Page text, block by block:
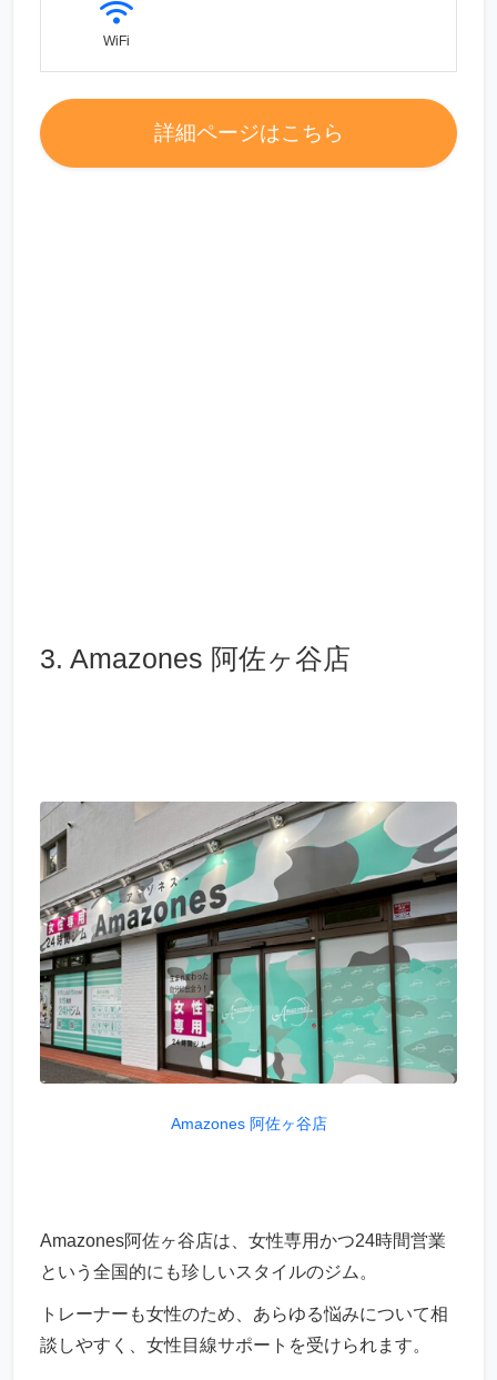
WiFi
詳細ページはこちら
3. Amazones 阿佐ヶ谷店
Amazones 阿佐ヶ谷店
Amazones阿佐ヶ谷店は、女性専用かつ24時間営業
という全国的にも珍しいスタイルのジム。
トレーナーも女性のため、あらゆる悩みについて相
談しやすく、女性目線サポートを受けられます。